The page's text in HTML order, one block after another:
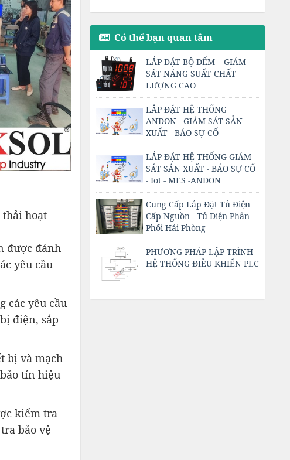
hoạt
được đánh
yêu cầu
các yêu cầu
điện, sắp
bị và mạch
tín hiệu
kiểm tra
bảo vệ
Có thể bạn quan tâm
LẮP ĐẶT BỘ ĐẾM – GIÁM
SÁT NĂNG SUẤT CHẤT
LƯỢNG CAO
LẮP ĐẶT HỆ THỐNG
ANDON - GIÁM SÁT SẢN
XUẤT - BÁO SỰ CỐ
LẮP ĐẶT HỆ THỐNG GIÁM
SÁT SẢN XUẤT - BÁO SỰ CỐ
- Iot - MES -ANDON
Cung Cấp Lắp Đặt Tủ Điện
Cấp Nguồn - Tủ Điện Phân
Phối Hải Phòng
PHƯƠNG PHÁP LẬP TRÌNH
HỆ THỐNG ĐIỀU KHIỂN PLC